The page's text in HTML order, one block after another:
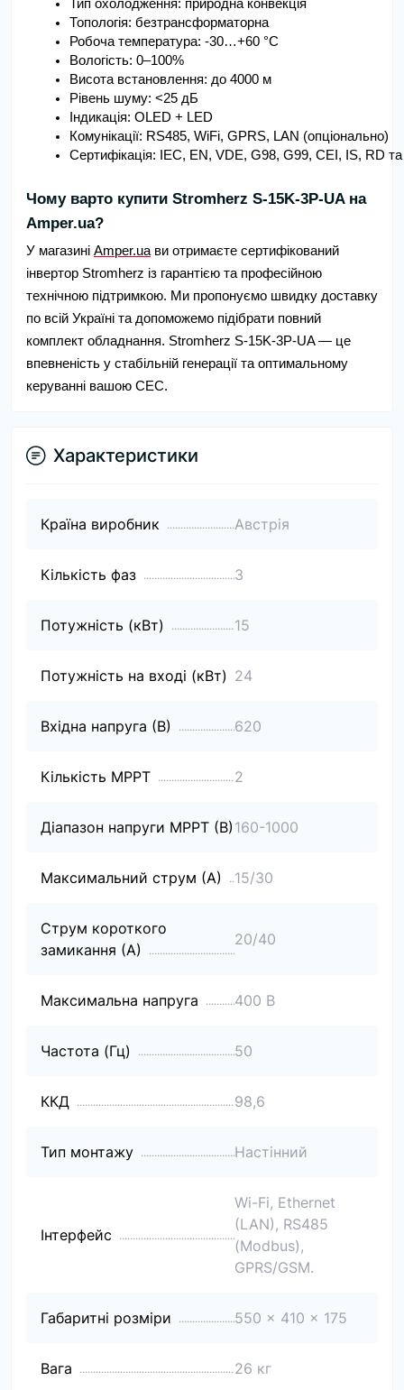
Тип охолодження: природна конвекція
Топологія: безтрансформаторна
Робоча температура: -30…+60 °C
Вологість: 0–100%
Висота встановлення: до 4000 м
Рівень шуму: <25 дБ
Індикація: OLED + LED
Комунікації: RS485, WiFi, GPRS, LAN (опціонально)
Сертифікація: IEC, EN, VDE, G98, G99, CEI, IS, RD та
Чому варто купити Stromherz S-15K-3Р-UA на
Amper.ua?
У магазині Amper.uaви отримаєте сертифікований
інвертор Stromherz із гарантією та професійною
технічною підтримкою. Ми пропонуємо швидку доставку
по всій Україні та допоможемо підібрати повний
комплект обладнання. Stromherz S-15K-3Р-UA — це
впевненість у стабільній генерації та оптимальному
керуванні вашою СЕС.
Характеристики
Країна виробник Австрія
Кількість фаз 3
Потужність (кВт) 15
Потужність на вході (кВт) 24
Вхідна напруга (В) 620
Кількість МРРТ 2
Діапазон напруги МРРТ (В) 160-1000
Максимальний струм (А) 15/30
Струм короткого
замикання (А)
20/40
Максимальна напруга 400 В
Частота (Гц) 50
ККД 98,6
Тип монтажу Настінний
Інтерфейс
Wi-Fi, Ethernet
(LAN), RS485
(Modbus),
GPRS/GSM.
Габаритні розміри 550 x 410 x 175
Вага 26 кг